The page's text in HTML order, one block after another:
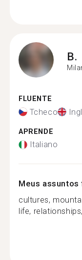
B.
FLUENTE
Tcheco
APRENDE
Italiano
Meus
cultures,
life,